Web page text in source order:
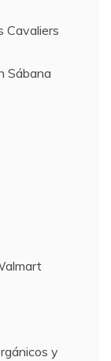
Cavaliers
Sábana
y